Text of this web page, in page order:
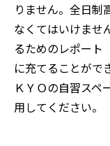
りません。全日制
なくてはいけませ
るためのレポート
に充てることがで
ＫＹＯの自習スペ
用してください。